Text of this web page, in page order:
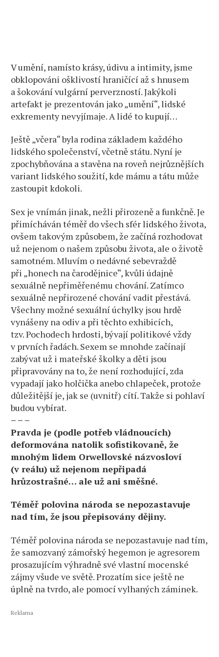
V umění, namísto krásy, údivu a intimity, jsme
obklopováni ošklivostí hraničící až s hnusem
a šokování vulgární perverzností. Jakýkoli
artefakt je prezentován jako „umění“, lidské
exkrementy nevyjímaje. A lidé to kupují…
Ještě „včera“ byla rodina základem každého
lidského společenství, včetně státu. Nyní je
zpochybňována a stavěna na roveň nejrůznějších
variant lidského soužití, kde mámu a tátu může
zastoupit kdokoli.
Sex je vnímán jinak, nežli přirozeně a funkčně. Je
přimícháván téměř do všech sfér lidského života,
ovšem takovým způsobem, že začíná rozhodovat
už nejenom o našem způsobu života, ale o životě
samotném. Mluvím o nedávné sebevraždě
při „honech na čarodějnice“, kvůli údajně
sexuálně nepřiměřenému chování. Zatímco
sexuálně nepřirozené chování vadit přestává.
Všechny možné sexuální úchylky jsou hrdě
vynášeny na odiv a při těchto exhibicích,
tzv. Pochodech hrdosti, bývají politikové vždy
v prvních řadách. Sexem se mnohde začínají
zabývat už i mateřské školky a děti jsou
připravovány na to, že není rozhodující, zda
vypadají jako holčička anebo chlapeček, protože
důležitější je, jak se (uvnitř) cítí. Takže si pohlaví
budou vybírat.
– – –
Pravda je (podle potřeb vládnoucích)
deformována natolik sofistikovaně, že
mnohým lidem Orwellovské názvosloví
(v reálu) už nejenom nepřipadá
hrůzostrašné… ale už ani směšné.
Téměř polovina národa se nepozastavuje
nad tím, že jsou přepisovány dějiny.
Téměř polovina národa se nepozastavuje nad tím,
že samozvaný zámořský hegemon je agresorem
prosazujícím výhradně své vlastní mocenské
zájmy všude ve světě. Prozatím sice ještě ne
úplně na tvrdo, ale pomocí vylhaných záminek.
Reklama